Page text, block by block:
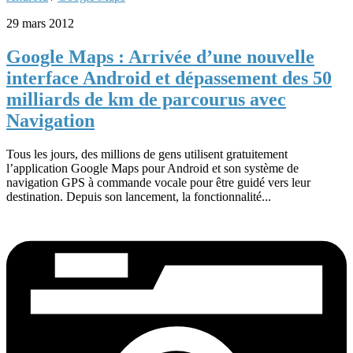
29 mars 2012
Google Maps : Arrivée d’une nouvelle
interface Android et dépassement des 50
milliards de km de parcourus avec
Navigation
Tous les jours, des millions de gens utilisent gratuitement
l’application Google Maps pour Android et son système de
navigation GPS à commande vocale pour être guidé vers leur
destination. Depuis son lancement, la fonctionnalité...